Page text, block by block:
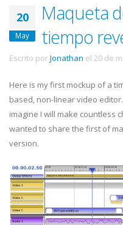
20
May
Maqueta
tiempo
Escrito porJonathan el 20 de
Here is my first mockup of a
based, non-linear video
imagine I will make countless
wanted to share the first of
version.